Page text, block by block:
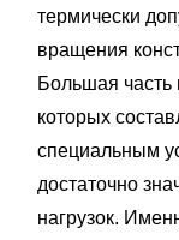
термически
вращения
Большая
которых
специальным
достаточно
нагрузок.